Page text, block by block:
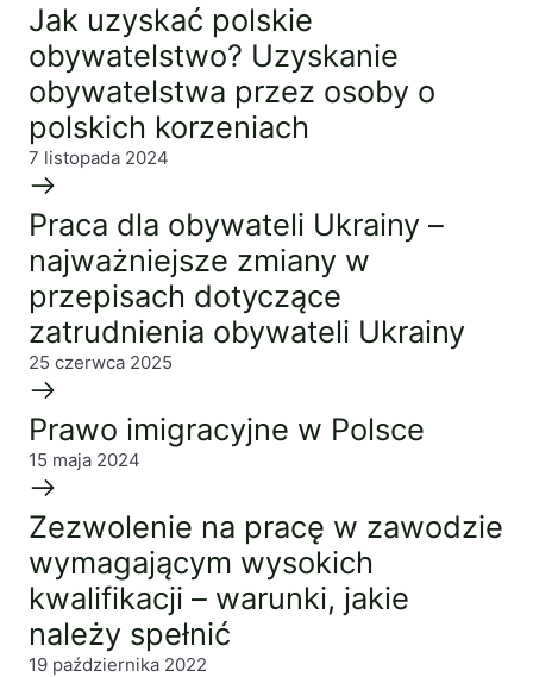
Jak uzyskać polskie
obywatelstwo? Uzyskanie
obywatelstwa przez osoby o
polskich korzeniach
7 listopada 2024
Praca dla obywateli Ukrainy –
najważniejsze zmiany w
przepisach dotyczące
zatrudnienia obywateli Ukrainy
25 czerwca 2025
Prawo imigracyjne w Polsce
15 maja 2024
Zezwolenie na pracę w zawodzie
wymagającym wysokich
kwalifikacji – warunki, jakie
należy spełnić
19 października 2022